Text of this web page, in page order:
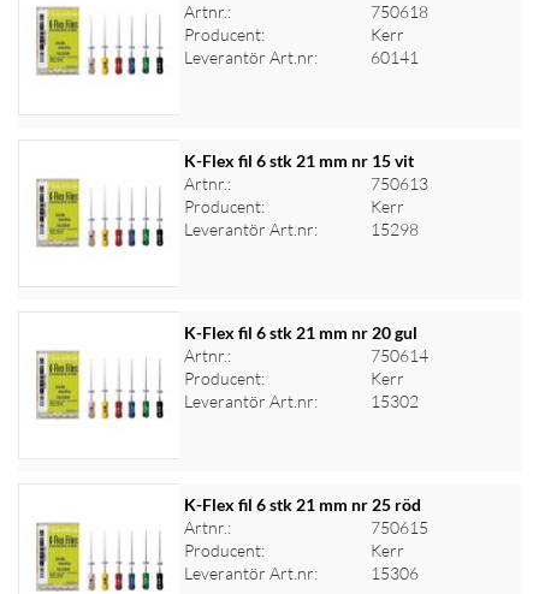
Logga in för priser
Artnr.:
750618
Producent:
Kerr
Leverantör Art.nr:
60141
Logga in för priser
K-Flex fil 6 stk 21 mm nr 15 vit
Artnr.:
750613
Producent:
Kerr
Leverantör Art.nr:
15298
Logga in för priser
K-Flex fil 6 stk 21 mm nr 20 gul
Artnr.:
750614
Producent:
Kerr
Leverantör Art.nr:
15302
Logga in för priser
K-Flex fil 6 stk 21 mm nr 25 röd
Artnr.:
750615
Producent:
Kerr
Leverantör Art.nr:
15306